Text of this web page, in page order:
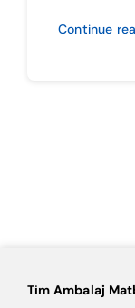
Continue
Tim Ambalaj